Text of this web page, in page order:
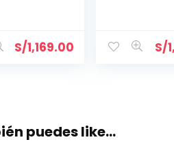
S/1,169.00 S/
puedes like…